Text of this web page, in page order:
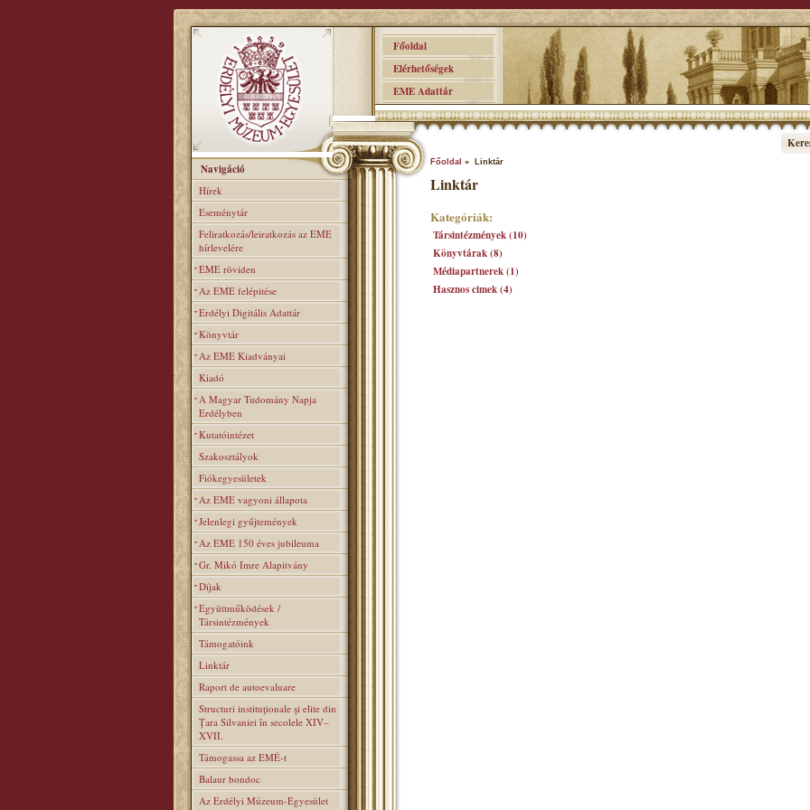
Főoldal
Elérhetőségek
EME Adattár
Navigáció
Hírek
Eseménytár
Feliratkozás/leiratkozás az EME
hírlevelére
EME röviden
Az EME felépitése
Erdélyi Digitális Adattár
Könyvtár
Az EME Kiadványai
Kiadó
A Magyar Tudomány Napja
Erdélyben
Kutatóintézet
Szakosztályok
Fiókegyesületek
Az EME vagyoni állapota
Jelenlegi gyűjtemények
Az EME 150 éves jubileuma
Gr. Mikó Imre Alapitvány
Díjak
Együttműködések /
Társintézmények
Támogatóink
Linktár
Raport de autoevaluare
Structuri instituţionale şi elite din
Ţara Silvaniei în secolele XIV–
XVII.
Támogassa az EMÉ-t
Balaur bondoc
Az Erdélyi Múzeum-Egyesület
Főoldal » Linktár
Linktár
Kategóriák:
Társintézmények (10)
Könyvtárak (8)
Médiapartnerek (1)
Hasznos cimek (4)